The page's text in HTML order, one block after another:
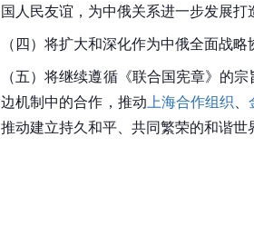
国人民友谊，为中俄关系进一步发展打
（四）将扩大和深化作为中俄全面战
（五）将继续遵循《联合国宪章》的宗
边机制中的合作，推动 上海合作组织 、
推动建立持久和平、共同繁荣的和谐世